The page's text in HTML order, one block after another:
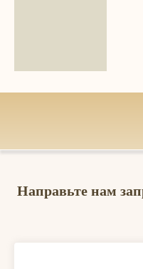
Направьте нам